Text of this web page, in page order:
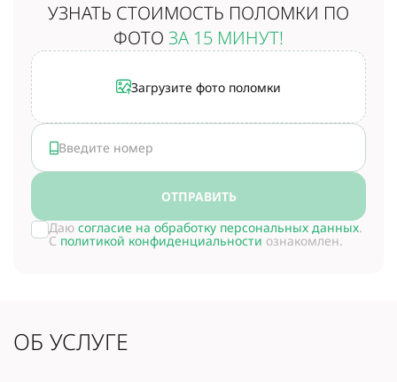
УЗНАТЬ СТОИМОСТЬ ПОЛОМКИ ПО
ФОТО ЗА 15 МИНУТ!
Загрузите фото поломки
ОТПРАВИТЬ
Даю согласие на обработку персональных данных.
С политикой конфиденциальности ознакомлен.
ОБ УСЛУГЕ